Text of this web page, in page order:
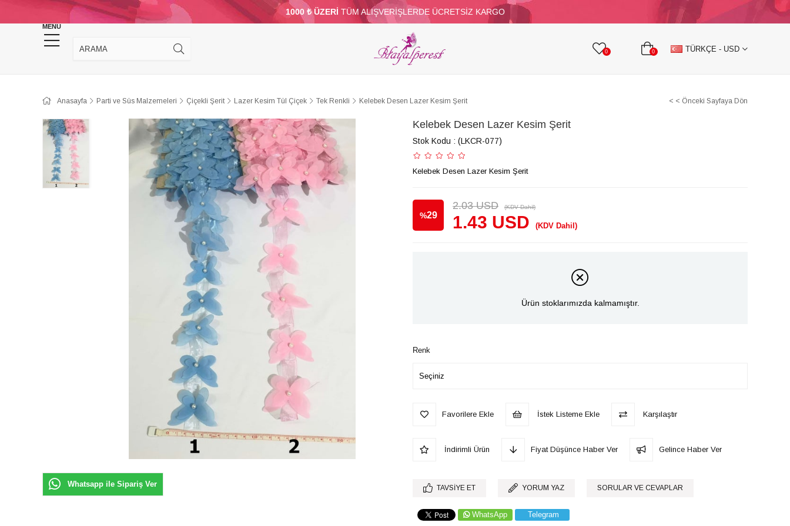
1000 ₺ ÜZERİ TÜM ALIŞVERİŞLERDE ÜCRETSİZ KARGO
MENU
0 0 TÜRKÇE - USD
KINA DÜĞÜN MALZEMELERİ TAKI MALZEMELERİ PARTİ VE SÜS MALZEMELERİ TÜY BONCUKLAR TAŞLI TEKSTİL AKSESUARLARI
TOPTAN DİĞER
Anasayfa Parti ve Süs Malzemeleri Çiçekli Şerit Lazer Kesim Tül Çiçek Tek Renkli Kelebek Desen Lazer Kesim Şerit < < Önceki Sayfaya Dön
Whatsapp ile Sipariş Ver
Kelebek Desen Lazer Kesim Şerit
Stok Kodu (LKCR-077)
Kelebek Desen Lazer Kesim Şerit
%29
2.03 USD (KDV Dahil)
1.43 USD (KDV Dahil)
Ürün stoklarımızda kalmamıştır.
Renk
Favorilere Ekle İstek Listeme Ekle Karşılaştır
İndirimli Ürün Fiyat Düşünce Haber Ver Gelince Haber Ver
TAVSIYE ET YORUM YAZ SORULAR VE CEVAPLAR
WhatsApp Telegram